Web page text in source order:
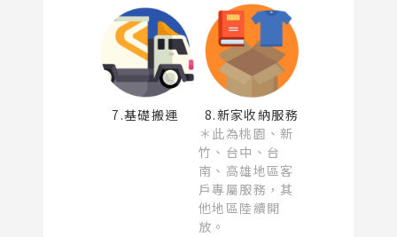
7.基礎搬運
8.新家收納服務
＊此為桃園、新
竹、台中、台
南、高雄地區客
戶專屬服務，其
他地區陸續開
放。